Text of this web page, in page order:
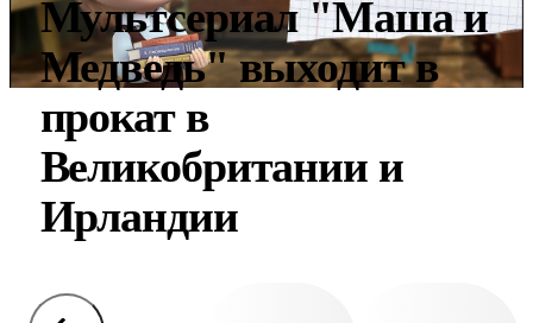
Мультсериал "Маша и
Медведь" выходит в
прокат в
Великобритании и
Ирландии